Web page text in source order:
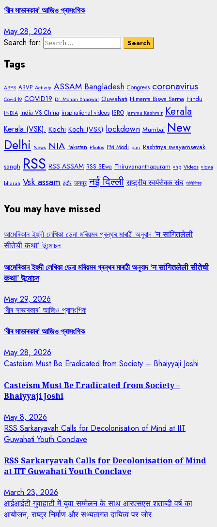
‘বীৰ সাভাৰকাৰ’ আজিও প্ৰাসংগিক
May 28, 2026
Search for:
Tags
ABPS ABVP Activity ASSAM Bangladesh Congress coronavirus
Covid-19 COVID19 Dr. Mohan Bhagwat Guwahati Himanta Biswa Sarma Hindu
INDIA India VS China inspirational videos ISRO Jammu Kashmir Kerala
Kerala (VSK). Kochi Kochi (VSK) lockdown Mumbai New
Delhi News NIA Pakistan Photos PM Modi puri Rashtriya swayamsevak
sangh RSS RSS ASSAM RSS SEwa Thiruvananthapuram vhp Videos vidya
bharati Vsk assam इंदौर जयपुर नई दिल्ली राष्ट्रीय स्वयंसेवक संघ অলিম্পিক
You may have missed
আমেৰিকান ইহুদী লেখিকা ডেনা মৰিয়মৰ গ্ৰন্থৰ মাৰাঠী অনুবাদ ‘न सांगितलेली
सीतेची कथा’ উন্মোচন
আমেৰিকান ইহুদী লেখিকা ডেনা মৰিয়মৰ গ্ৰন্থৰ মাৰাঠী অনুবাদ ‘न सांगितलेली सीतेची
कथा’ উন্মোচন
May 29, 2026
‘বীৰ সাভাৰকাৰ’ আজিও প্ৰাসংগিক
‘বীৰ সাভাৰকাৰ’ আজিও প্ৰাসংগিক
May 28, 2026
Casteism Must Be Eradicated from Society – Bhaiyyaji Joshi
Casteism Must Be Eradicated from Society –
Bhaiyyaji Joshi
May 8, 2026
RSS Sarkaryavah Calls for Decolonisation of Mind at IIT
Guwahati Youth Conclave
RSS Sarkaryavah Calls for Decolonisation of Mind
at IIT Guwahati Youth Conclave
March 23, 2026
आईआईटी गुवाहाटी में युवा सम्मेलन के साथ आरएसएस शताब्दी वर्ष का
आयोजन, राष्ट्र निर्माण और सभ्यतागत दायित्व पर जोर